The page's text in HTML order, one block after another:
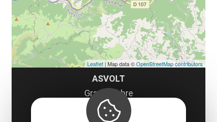
ASVOLT
Grand-Vabre
12320 Conques-en-Rouergue
Leaflet | Map data ©OpenStreetMap contributors